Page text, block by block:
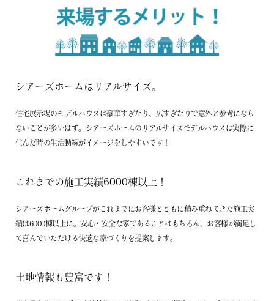
シアーズホームはリアルサイズ。
住宅展示場のモデルハウスは豪華すぎたり、広すぎたりで意外と参考になら
ないことが多いはず。シアーズホームのリアルサイズモデルハウスは実際に
住んだ時の生活動線がイメージをしやすいです！
これまでの施工実績6000棟以上！
シアーズホームグループがこれまでにお客様とともに積み重ねてきた施工実
績は6000棟以上に。安心・安全な家であることはもちろん、お客様が満足し
て喜んでいただける快適な家づくりを提案します。
土地情報も豊富です！